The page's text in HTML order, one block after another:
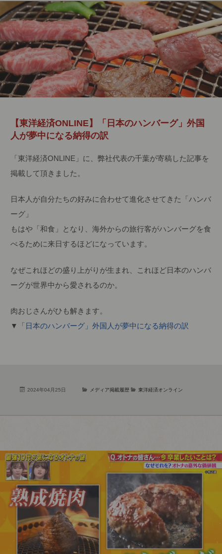
【東洋経済ONLINE】「日本のハンバーグ」外国
人が夢中になる納得の訳
「東洋経済ONLINE」に、弊社代表の千葉が寄稿した記事を
掲載して頂きました。
日本人が自分たちの好みに合わせて進化させてきた「ハンバ
ーグ」
もはや「和食」となり、海外からの旅行客がハンバーグを食
べるために来日するほどになっています。
なぜこれほどの盛り上がりが生まれ、これほど日本のハンバ
ーグが世界中から愛されるのか。
肉おじさんがひも解きます。
▼
「日本のハンバーグ」外国人が夢中になる納得の訳
2024年04月25日 メディア掲載履歴 東洋経済オンライン